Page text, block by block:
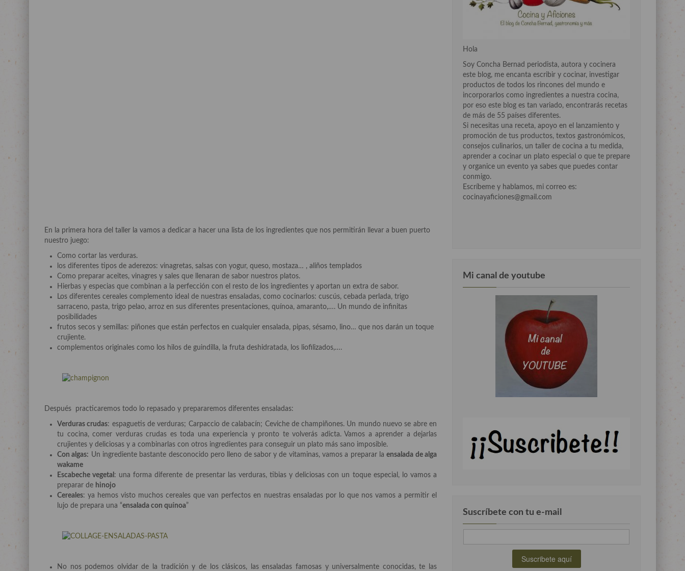
En la primera hora del taller la vamos a dedicar a hacer una lista de los ingredientes que nos permitirán llevar a buen puerto
nuestro juego:
Como cortar las verduras.
los diferentes tipos de aderezos: vinagretas, salsas con yogur, queso, mostaza… , aliños templados
Como preparar aceites, vinagres y sales que llenaran de sabor nuestros platos.
Hierbas y especias que combinan a la perfección con el resto de los ingredientes y aportan un extra de sabor.
Los diferentes cereales complemento ideal de nuestras ensaladas, como cocinarlos: cuscús, cebada perlada, trigo
sarraceno, pasta, trigo pelao, arroz en sus diferentes presentaciones, quínoa, amaranto,…. Un mundo de infinitas
posibilidades
frutos secos y semillas: piñones que están perfectos en cualquier ensalada, pipas, sésamo, lino… que nos darán un toque
crujiente.
complementos originales como los hilos de guindilla, la fruta deshidratada, los liofilizados,….
Después practicaremos todo lo repasado y prepararemos diferentes ensaladas:
Verduras crudas: espaguetis de verduras; Carpaccio de calabacín; Ceviche de champiñones. Un mundo nuevo se abre en
tu cocina, comer verduras crudas es toda una experiencia y pronto te volverás adicta. Vamos a aprender a dejarlas
crujientes y deliciosas y a combinarlas con otros ingredientes para conseguir un plato más sano imposible.
Con algas: Un ingrediente bastante desconocido pero lleno de sabor y de vitaminas, vamos a preparar laensalada de alga
wakame
Escabeche vegetal : una forma diferente de presentar las verduras, tibias y deliciosas con un toque especial, lo vamos a
preparar de hinojo
Cereales: ya hemos visto muchos cereales que van perfectos en nuestras ensaladas por lo que nos vamos a permitir el
lujo de prepara una “ensalada con quínoa”
No nos podemos olvidar de la tradición y de los clásicos, las ensaladas famosas y universalmente conocidas, te las
Hola
Soy Concha Bernad periodista, autora y cocinera
este blog, me encanta escribir y cocinar, investigar
productos de todos los rincones del mundo e
incorporarlos como ingredientes a nuestra cocina,
por eso este blog es tan variado, encontrarás recetas
de más de 55 países diferentes.
Si necesitas una receta, apoyo en el lanzamiento y
promoción de tus productos, textos gastronómicos,
consejos culinarios, un taller de cocina a tu medida,
aprender a cocinar un plato especial o que te prepare
y organice un evento ya sabes que puedes contar
conmigo.
Escríbeme y hablamos, mi correo es:
cocinayaficiones@gmail.com
Mi canal de youtube
Suscríbete con tu e-mail